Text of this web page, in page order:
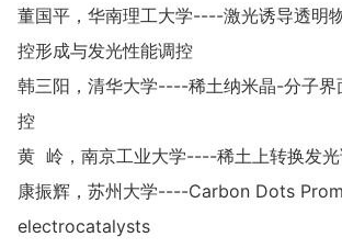
董国平，华南理工大学----激光诱导透明
控形成与发光性能调控
韩三阳，清华大学----稀土纳米晶-分子界
控
黄 岭，南京工业大学----稀土上转换发
康振辉，苏州大学----Carbon Dots
electrocatalysts